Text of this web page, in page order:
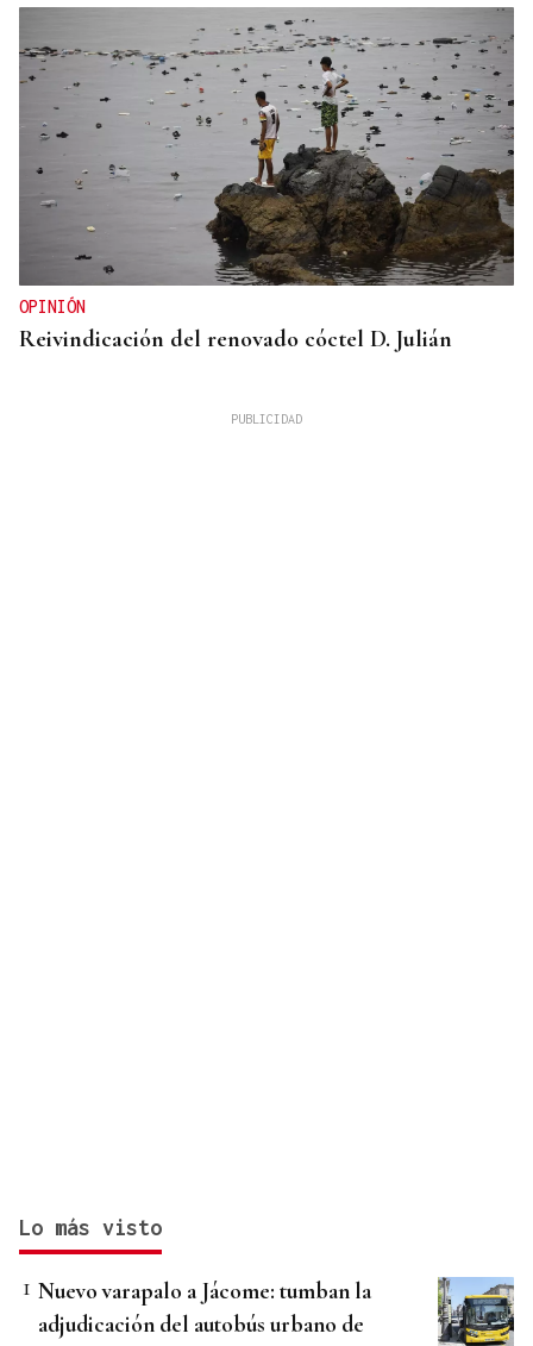
OPINIÓN
Reivindicación del renovado cóctel D. Julián
Lo más visto
Nuevo varapalo a Jácome: tumban la
adjudicación del autobús urbano de